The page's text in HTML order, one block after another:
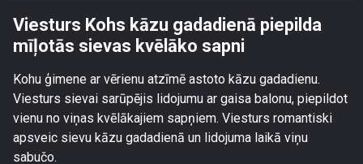
Viesturs Kohs kāzu gadadienā piepilda
mīļotās sievas kvēlāko sapni
Kohu ģimene ar vērienu atzīmē astoto kāzu gadadienu.
Viesturs sievai sarūpējis lidojumu ar gaisa balonu, piepildot
vienu no viņas kvēlākajiem sapņiem. Viesturs romantiski
apsveic sievu kāzu gadadienā un lidojuma laikā viņu
sabučo.